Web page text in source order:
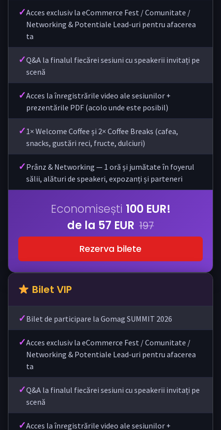
✓Acces exclusiv la eCommerce Fest / Comunitate /
Networking & Potentiale Lead-uri pentru afacerea
ta
✓Q&A la finalul fiecărei sesiuni cu speakerii invitați pe
scenă
✓Acces la înregistrările video ale sesiunilor +
prezentările PDF (acolo unde este posibil)
✓1× Welcome Coffee și 2× Coffee Breaks (cafea,
snacks, gustări reci, fructe, dulciuri)
✓Prânz & Networking — 1 oră și jumătate în foyerul
sălii, alături de speakeri, expozanți și parteneri
Economisești 100 EUR!
de la 57 EUR 197
Rezerva bilete
Bilet VIP
✓Bilet de participare la Gomag SUMMIT 2026
✓Acces exclusiv la eCommerce Fest / Comunitate /
Networking & Potentiale Lead-uri pentru afacerea
ta
✓Q&A la finalul fiecărei sesiuni cu speakerii invitați pe
scenă
✓Acces la înregistrările video ale sesiunilor +